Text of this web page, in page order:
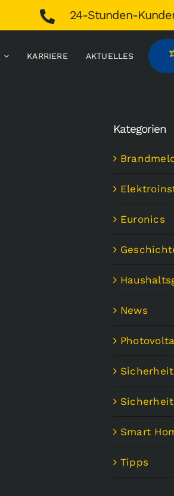
24-Stunden-
KARRIERE AKTUELLES
Kategorien
Euronics
News
Smart
Tipps